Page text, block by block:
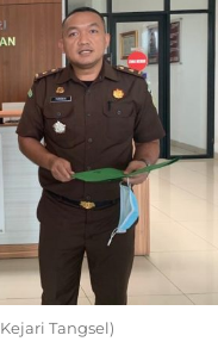
Tangsel)